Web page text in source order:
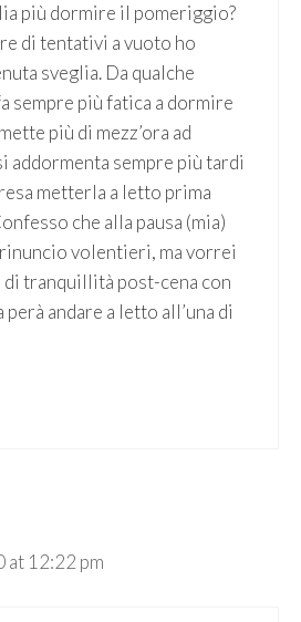
più dormire il pomeriggio?
di tentativi a vuoto ho
sveglia. Da qualche
sempre più fatica a dormire
più di mezz’ora ad
addormenta sempre più tardi
metterla a letto prima
che alla pausa (mia)
volentieri, ma vorrei
di tranquillità post-cena con
andare a letto all’una di
at 12:22 pm